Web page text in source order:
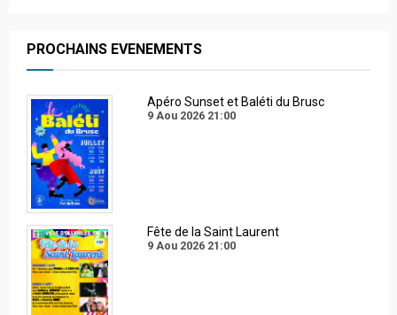
PROCHAINS EVENEMENTS
Apéro Sunset et Baléti du Brusc
9 Aou 2026 21:00
Fête de la Saint Laurent
9 Aou 2026 21:00